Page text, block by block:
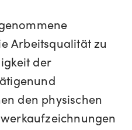
Arbeitsqualität zu
der
und
den physischen